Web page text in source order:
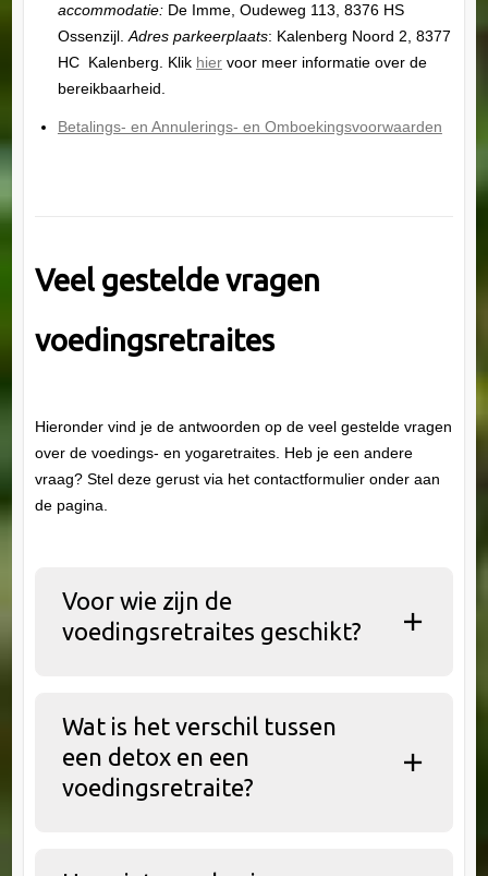
accommodatie: De Imme, Oudeweg 113, 8376 HS
Ossenzijl.Adres parkeerplaats: Kalenberg Noord 2, 8377
HC Kalenberg. Klik hiervoor meer informatie over de
bereikbaarheid.
Betalings- en Annulerings- en Omboekingsvoorwaarden
Veel gestelde vragen
voedingsretraites
Hieronder vind je de antwoorden op de veel gestelde vragen
over de voedings- en yogaretraites. Heb je een andere
vraag? Stel deze gerust via het contactformulier onder aan
de pagina.
Voor wie zijn de
voedingsretraites geschikt?
Wat is het verschil tussen
een detox en een
voedingsretraite?